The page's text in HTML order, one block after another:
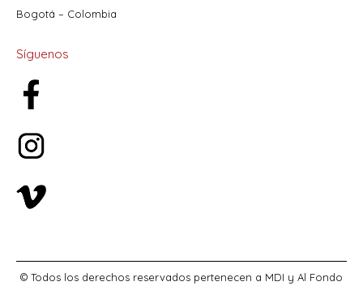
Bogotá – Colombia
Síguenos
© Todos los derechos reservados pertenecen a MDI y Al Fondo